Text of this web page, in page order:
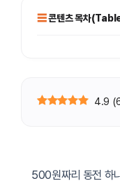
콘텐츠 목차
4.9 (
500원짜리 동전 하